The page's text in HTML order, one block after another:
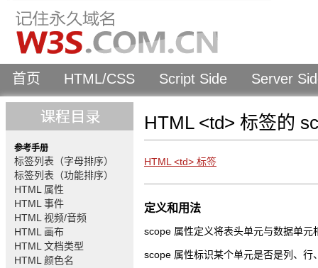
首页 HTML/CSS Script Side Server
参考手册
标签列表（字母排序）
标签列表（功能排序）
HTML 属性
HTML 事件
HTML 视频/音频
HTML 画布
HTML 文档类型
HTML 颜色名
HTML <td> 标签的
HTML <td> 标签
定义和用法
scope 属性定义将表头单元与数据单元
scope 属性标识某个单元是否是列、行